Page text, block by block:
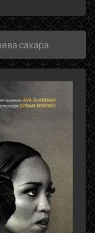
сахара